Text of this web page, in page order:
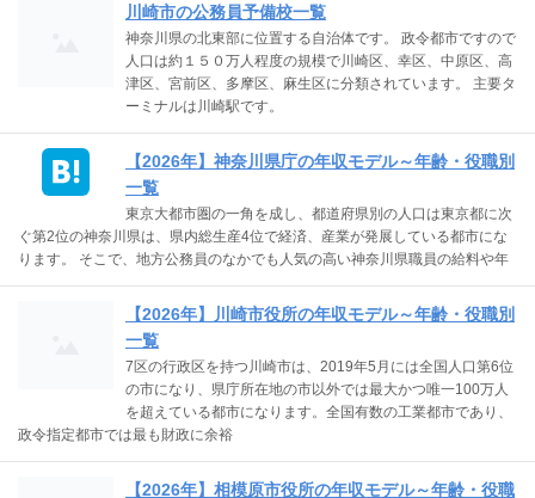
川崎市の公務員予備校一覧
神奈川県の北東部に位置する自治体です。 政令都市ですので
人口は約１５０万人程度の規模で川崎区、幸区、中原区、高
津区、宮前区、多摩区、麻生区に分類されています。 主要タ
ーミナルは川崎駅です。
【2026年】神奈川県庁の年収モデル～年齢・役職別
一覧
東京大都市圏の一角を成し、都道府県別の人口は東京都に次
ぐ第2位の神奈川県は、県内総生産4位で経済、産業が発展している都市にな
ります。 そこで、地方公務員のなかでも人気の高い神奈川県職員の給料や年
【2026年】川崎市役所の年収モデル～年齢・役職別
一覧
7区の行政区を持つ川崎市は、2019年5月には全国人口第6位
の市になり、県庁所在地の市以外では最大かつ唯一100万人
を超えている都市になります。全国有数の工業都市であり、
政令指定都市では最も財政に余裕
【2026年】相模原市役所の年収モデル～年齢・役職